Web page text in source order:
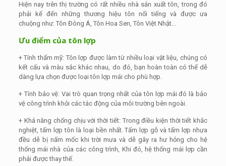
Hiện nay trên thị trường có rất nhiều nhà sản xuất tôn, trong đó
phải kể đến những thương hiệu tôn nổi tiếng và được ưa
chuộng như: Tôn Đông Á, Tôn Hoa Sen, Tôn Việt Nhật…
Ưu điểm của tôn lợp
+ Tính thẩm mỹ: Tôn lợp được làm từ nhiều loại vật liệu, chúng có
kết cấu và màu sắc khác nhau, do đó, bạn hoàn toàn có thể dễ
dàng lựa chọn được loại tôn lợp mái cho phù hợp.
+ Tính bảo vệ: Vai trò quan trọng nhất của tôn lợp mái đó là bảo
vệ công trình khỏi các tác động của môi trường bên ngoài.
+ Khả năng chống chịu với thời tiết: Trong điều kiện thời tiết khắc
nghiệt, tấm lợp tôn là loại bền nhất. Tấm lợp gỗ và tấm lợp nhựa
đều dễ bị nấm mốc khi trời mưa và dễ gây ra hư hỏng cho hệ
thống mái nhà của các công trình, Khi đó, hệ thống mái lợp cần
phải được thay thế.